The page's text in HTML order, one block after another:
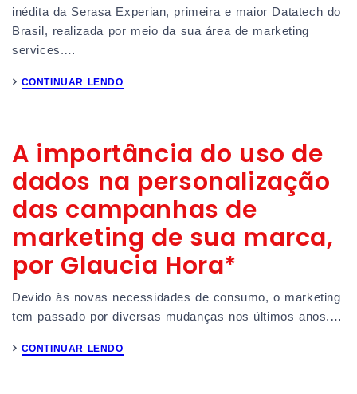
inédita da Serasa Experian, primeira e maior Datatech do
Brasil, realizada por meio da sua área de marketing
services.…
CONTINUAR LENDO
A importância do uso de
dados na personalização
das campanhas de
marketing de sua marca,
por Glaucia Hora*
Devido às novas necessidades de consumo, o marketing
tem passado por diversas mudanças nos últimos anos.…
CONTINUAR LENDO